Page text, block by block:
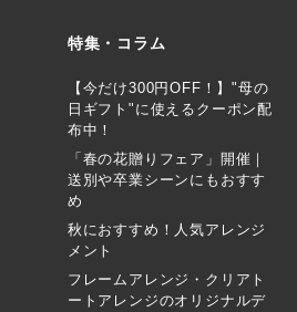
特集・コラム
【今だけ300円OFF！】"母の
日ギフト"に使えるクーポン配
布中！
「春の花贈りフェア」開催｜
送別や卒業シーンにもおすす
め
秋におすすめ！人気アレンジ
メント
フレームアレンジ・クリアト
ートアレンジのオリジナルデ